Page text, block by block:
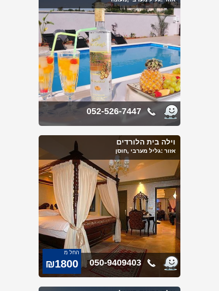
052-526-7447
החל מ
₪1800 050-9409403
וילה בית הלורדים
אזור :גליל מערבי ,חוסן